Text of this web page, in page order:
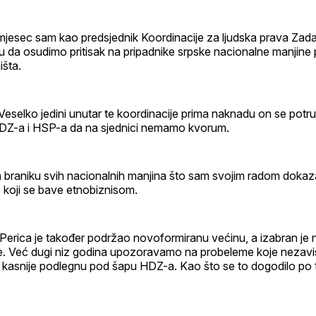
sam kao predsjednik Koordinacije za ljudska prava
da osudimo pritisak na pripadnike srpske nacionalne
jedini unutar te koordinacije prima naknadu on se
a i HSP-a da na sjednici nemamo kvorum.
braniku svih nacionalnih manjina što sam svojim radom
se bave etnobiznisom.
je također podržao novoformiranu većinu, a izabran je
Već dugi niz godina upozoravamo na probeleme koje
kasnije podlegnu pod šapu HDZ-a. Kao što se to dogodilo